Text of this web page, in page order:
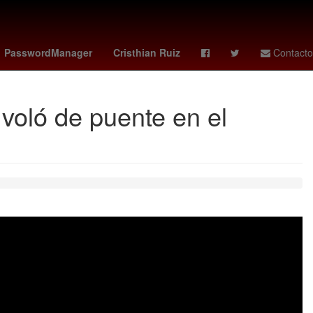
PasswordManager Cristhian Ruiz Contacto
Colombia Inundación LeBron James
de puente en el